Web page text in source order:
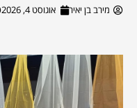
מירב בן יאיר אוגוסט 4, 2026